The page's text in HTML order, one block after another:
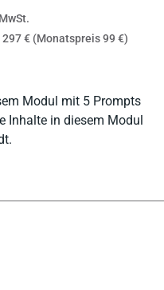
Modul mit 5 Prompts
Inhalte in diesem Modul
€ (Monatspreis 99 €)